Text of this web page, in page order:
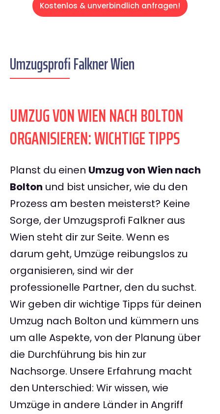
Kostenlos & unverbindlich anfragen!
Umzugsprofi Falkner Wien
UMZUG VON WIEN NACH BOLTON
ORGANISIEREN: WICHTIGE TIPPS
Planst du einen Umzug von Wien nach
Bolton und bist unsicher, wie du den
Prozess am besten meisterst? Keine
Sorge, der Umzugsprofi Falkner aus
Wien steht dir zur Seite. Wenn es
darum geht, Umzüge reibungslos zu
organisieren, sind wir der
professionelle Partner, den du suchst.
Wir geben dir wichtige Tipps für deinen
Umzug nach Bolton und kümmern uns
um alle Aspekte, von der Planung über
die Durchführung bis hin zur
Nachsorge. Unsere Erfahrung macht
den Unterschied: Wir wissen, wie
Umzüge in andere Länder in Angriff